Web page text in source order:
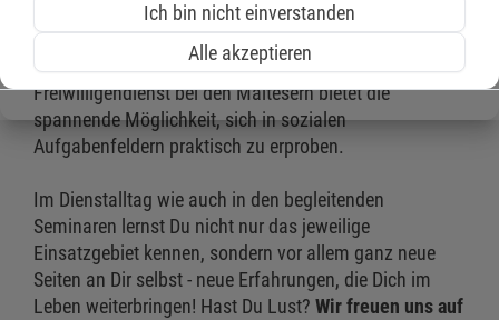
Wer sich sozial engagieren möchte, ist bei uns herzlich
willkommen. Jeder findet bei uns die Tätigkeit, die ihn
besonders interessiert und gut zu ihm passt. Ein
Freiwilligendienst bei den Maltesern bietet die
spannende Möglichkeit, sich in sozialen
Aufgabenfeldern praktisch zu erproben.
Im Dienstalltag wie auch in den begleitenden
Seminaren lernst Du nicht nur das jeweilige
Einsatzgebiet kennen, sondern vor allem ganz neue
Seiten an Dir selbst - neue Erfahrungen, die Dich im
Leben weiterbringen! Hast Du Lust? Wir freuen uns auf
Ich bin nicht einverstanden
Alle akzeptieren